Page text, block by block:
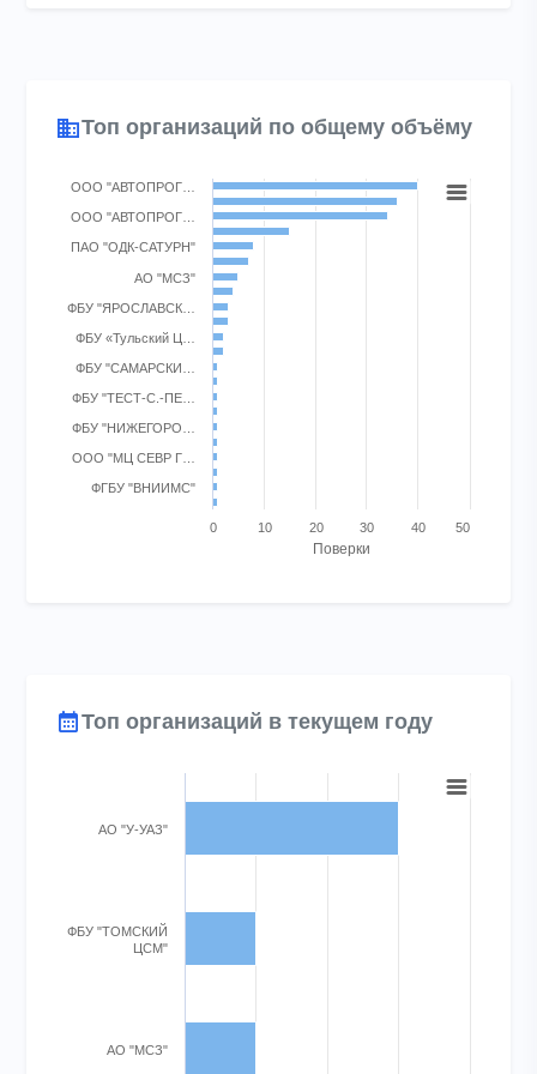
Топ организаций по общему объёму
Bar chart with 22 bars.
View as data table, Chart
The chart has 1 X axis displaying categories.
The chart has 1 Y axis displaying Поверки. Range: 0 to 50.
Поверки
ООО "АВТОПРОГ…
ООО "АВТОПРОГ…
ПАО "ОДК-САТУРН"
АО "МСЗ"
ФБУ "ЯРОСЛАВСК…
ФБУ «Тульский Ц…
ФБУ "САМАРСКИ…
ФБУ "ТЕСТ-С.-ПЕ…
ФБУ "НИЖЕГОРО…
ООО "МЦ СЕВР Г…
ФГБУ "ВНИИМС"
0 10 20 30 40 50
Топ организаций в текущем году
АО "У-УАЗ"
ФБУ "ТОМСКИЙ
ЦСМ"
АО "МСЗ"